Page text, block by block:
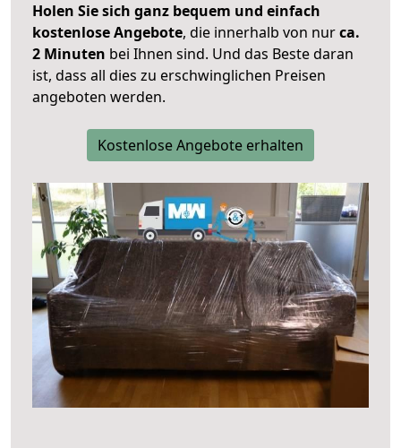
Holen Sie sich ganz bequem und einfach
kostenlose Angebote, die innerhalb von nurca.
2 Minuten bei Ihnen sind. Und das Beste daran
ist, dass all dies zu erschwinglichen Preisen
angeboten werden.
Kostenlose Angebote erhalten